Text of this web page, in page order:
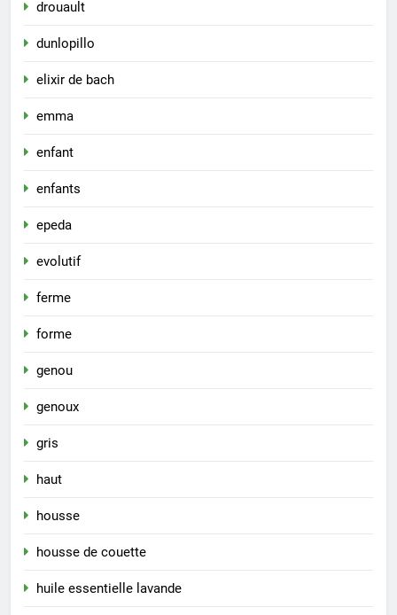
drouault
dunlopillo
elixir de bach
emma
enfant
enfants
epeda
evolutif
ferme
forme
genou
genoux
gris
haut
housse
housse de couette
huile essentielle lavande